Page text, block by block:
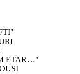
ETAR…"